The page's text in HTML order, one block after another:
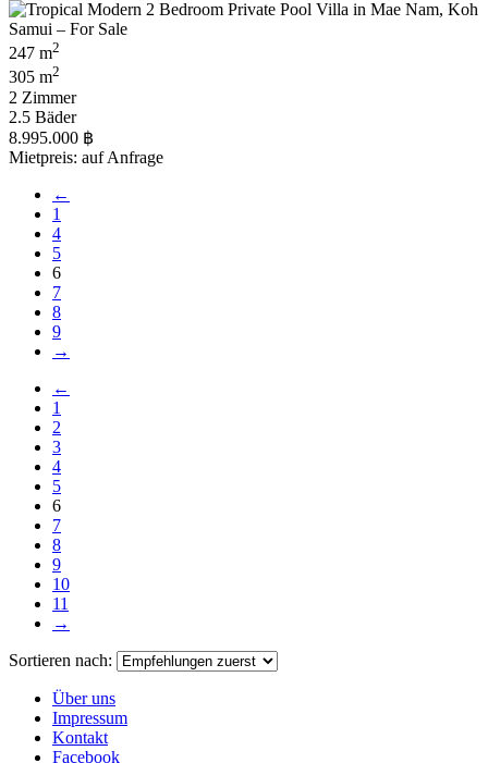
247 m2
305 m2
2 Zimmer
2.5 Bäder
8.995.000 ฿
Mietpreis: auf Anfrage
←
1
4
5
6
7
8
9
→
←
1
2
3
4
5
6
7
8
9
10
11
→
Sortieren nach:
Über uns
Impressum
Kontakt
Facebook